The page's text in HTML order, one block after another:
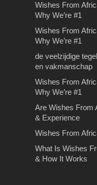
De
voor veel
Stilte
omzet in
huisverkoop
woningen.
Wonen in
Africa?
What Is
you’ve
parkeren. In
bieden
Wishes From
Why We’re #1
Wishes From
Why We’re #1
de veelzijdige
en vakmanschap
Wishes From
Why We’re #1
Are Wishes From
& Experience
Wishes From
What Is Wishes
& How It Works